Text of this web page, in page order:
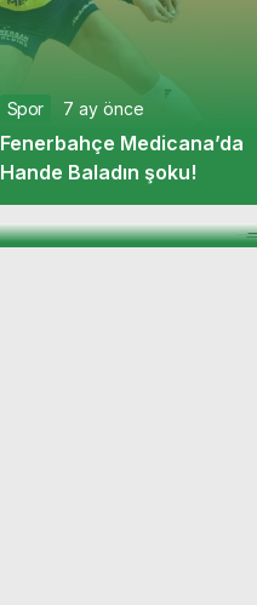
Spor 7 ay önce
Fenerbahçe Medicana’da
Hande Baladın şoku!
Spor 1 yıl önce
Hande Baladın
hayranlarından